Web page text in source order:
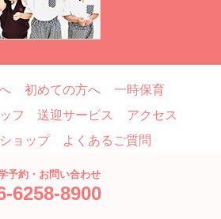
初めての方へ
一時保育
フ 送迎サービス
アクセス
ョップ
よくあるご質問
予約・お問い合わせ
6258-8900